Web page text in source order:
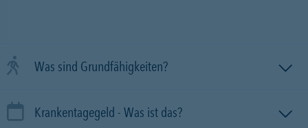
Was sind Grundfähigkeiten?
Krankentagegeld - Was ist das?